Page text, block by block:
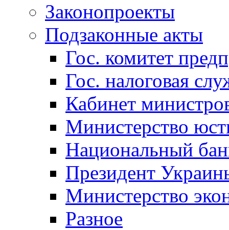
Законопроекты
Подзаконные акты
Гос. комитет
Гос. налоговая
Кабинет
Министерство
Национальный
Президент
Министерство
Разное